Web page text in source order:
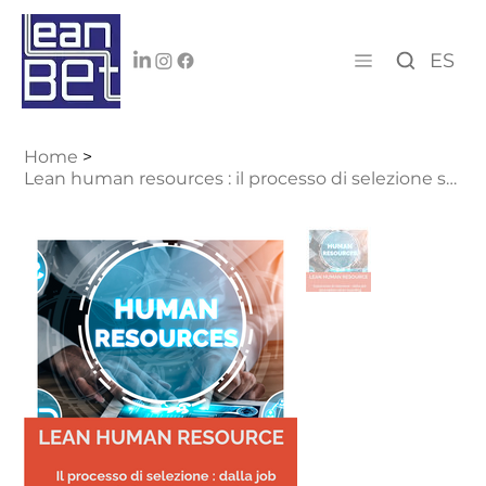
ES
Home >
Lean human resources : il processo di selezione standard